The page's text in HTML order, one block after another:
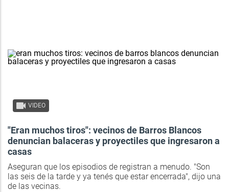
VIDEO
"Eran muchos tiros": vecinos de Barros Blancos
denuncian balaceras y proyectiles que ingresaron a
casas
Aseguran que los episodios de registran a menudo. "Son
las seis de la tarde y ya tenés que estar encerrada", dijo una
de las vecinas.